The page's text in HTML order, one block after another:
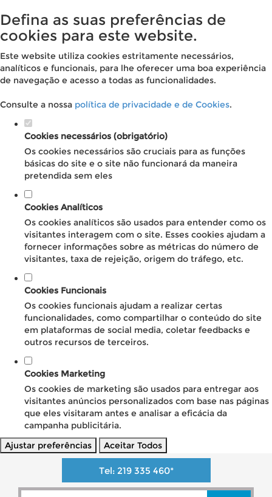
Defina as suas preferências de
cookies para este website.
Este website utiliza cookies estritamente necessários,
analíticos e funcionais, para lhe oferecer uma boa experiência
de navegação e acesso a todas as funcionalidades.
Consulte a nossa política de privacidade e de Cookies.
Cookies necessários (obrigatório)
Os cookies necessários são cruciais para as funções
básicas do site e o site não funcionará da maneira
pretendida sem eles
Cookies Analíticos
Os cookies analíticos são usados para entender como os
visitantes interagem com o site. Esses cookies ajudam a
fornecer informações sobre as métricas do número de
visitantes, taxa de rejeição, origem do tráfego, etc.
Cookies Funcionais
Os cookies funcionais ajudam a realizar certas
funcionalidades, como compartilhar o conteúdo do site
em plataformas de social media, coletar feedbacks e
outros recursos de terceiros.
Cookies Marketing
Os cookies de marketing são usados para entregar aos
visitantes anúncios personalizados com base nas páginas
que eles visitaram antes e analisar a eficácia da
campanha publicitária.
Ajustar preferências
Aceitar Todos
Tel: 219 335 460*